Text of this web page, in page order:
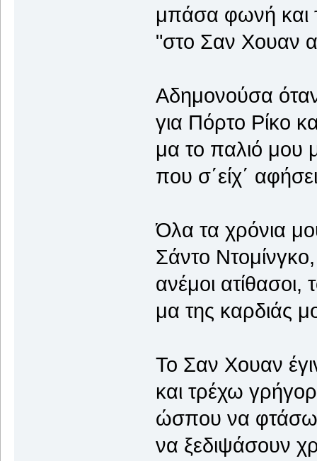
μπάσα φωνή και
"στο Σαν Χουαν
Αδημονούσα
για Πόρτο Ρίκο
μα το παλιό μου
που σ΄είχ΄
Όλα τα χρόνια
Σάντο
ανέμοι
μα της καρδιάς
Το Σαν Χουαν
και τρέχω
ώσπου να φτάσω
να ξεδιψάσουν